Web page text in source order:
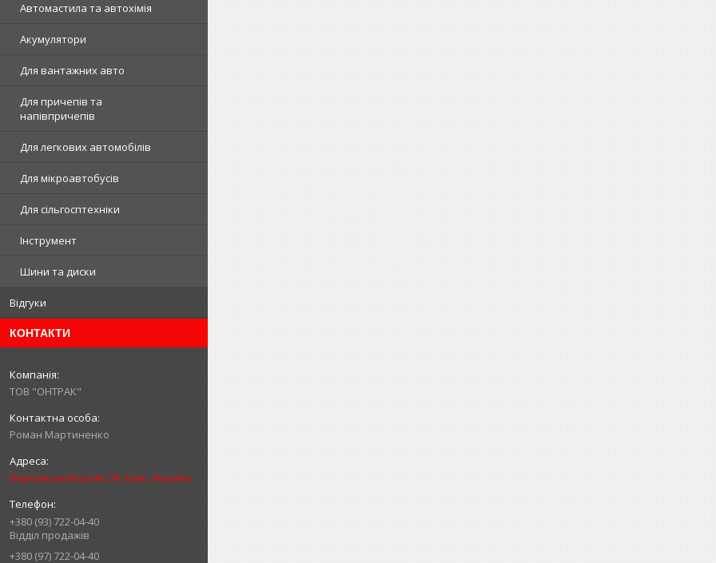
Автомастила та автохімія
Акумулятори
Для вантажних авто
Для причепів та
напівпричепів
Для легкових автомобілів
Для мікроавтобусів
Для сільгосптехніки
Інструмент
Шини та диски
Відгуки
КОНТАКТИ
ТОВ "ОНТРАК"
Роман Мартиненко
Пирогівський шлях 34, Київ, Україна
+380 (93) 722-04-40
Відділ продажів
+380 (97) 722-04-40